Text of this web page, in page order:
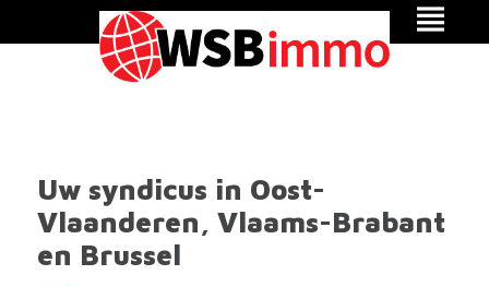
Uw syndicus in Oost-
Vlaanderen, Vlaams-Brabant
en Brussel